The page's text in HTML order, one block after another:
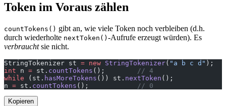
Token im Voraus zählen
countTokens() gibt an, wie viele Token noch verbleiben (d.h.
durch wiederholte nextToken() -Aufrufe erzeugt würden). Es
verbrauchtsie nicht.
StringTokenizer st = new StringTokenizer( "a b c d" );
int n = st. countTokens ();
// 4
while (st. hasMoreTokens ()) st. nextToken ();
n = st. countTokens (); // 0
Kopieren